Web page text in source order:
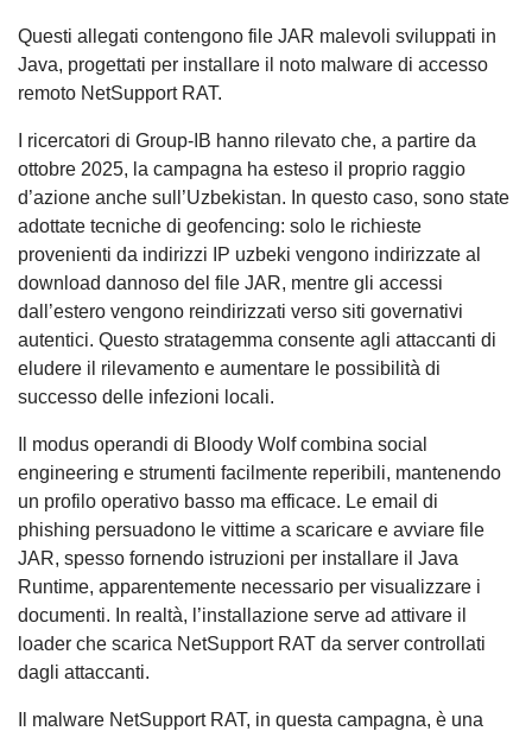
Questi allegati contengono file JAR malevoli sviluppati in
Java, progettati per installare il noto malware di accesso
remoto NetSupport RAT.
I ricercatori di Group-IB hanno rilevato che, a partire da
ottobre 2025, la campagna ha esteso il proprio raggio
d’azione anche sull’Uzbekistan. In questo caso, sono state
adottate tecniche di geofencing: solo le richieste
provenienti da indirizzi IP uzbeki vengono indirizzate al
download dannoso del file JAR, mentre gli accessi
dall’estero vengono reindirizzati verso siti governativi
autentici. Questo stratagemma consente agli attaccanti di
eludere il rilevamento e aumentare le possibilità di
successo delle infezioni locali.
Il modus operandi di Bloody Wolf combina social
engineering e strumenti facilmente reperibili, mantenendo
un profilo operativo basso ma efficace. Le email di
phishing persuadono le vittime a scaricare e avviare file
JAR, spesso fornendo istruzioni per installare il Java
Runtime, apparentemente necessario per visualizzare i
documenti. In realtà, l’installazione serve ad attivare il
loader che scarica NetSupport RAT da server controllati
dagli attaccanti.
Il malware NetSupport RAT, in questa campagna, è una